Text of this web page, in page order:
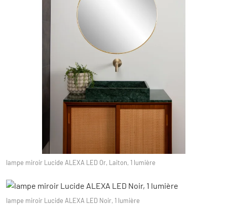
lampe miroir Lucide ALEXA LED Or, Laiton, 1 lumière
lampe miroir Lucide ALEXA LED Noir, 1 lumière